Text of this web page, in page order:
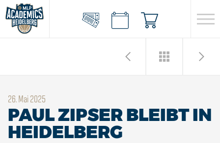
26. Mai 2025
PAUL ZIPSER BLEIBT IN
HEIDELBERG